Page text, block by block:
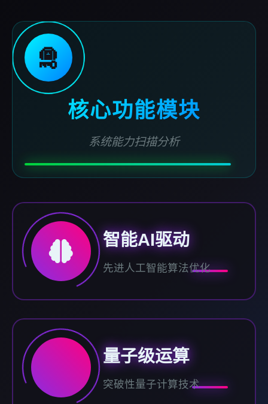
🛅
核心功能模块
系统能力扫描分析
智能AI驱动
先进人工智能算法优化
量子级运算
突破性量子计算技术